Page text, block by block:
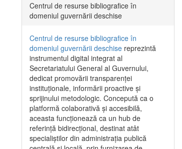
Centrul de resurse bibliografice în
domeniul guvernării deschise
Centrul de resurse bibliografice în
domeniul guvernării deschise reprezintă
instrumentul digital integrat al
Secretariatului General al Guvernului,
dedicat promovării transparenței
instituționale, informării proactive și
sprijinului metodologic. Concepută ca o
platformă colaborativă și accesibilă,
aceasta funcționează ca un hub de
referință bidirecțional, destinat atât
specialiștilor din administrația publică